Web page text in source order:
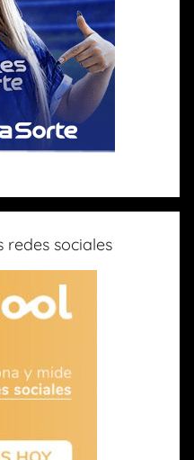
redes sociales